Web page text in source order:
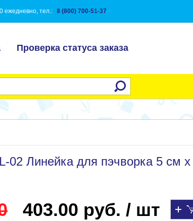
ежедневно, тел.: 8 (800) 700-51-37
Проверка статуса заказа
02 Линейка для пэчворка 5 см
403.00 руб. / шт